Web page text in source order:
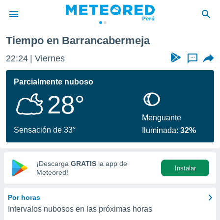
de
ha sido
que se
calidad.
a este
las
y
digital
basada
Tiempo en Barrancabermeja
22:24 Viernes ...
Parcialmente nuboso
28°
Sensación de 33°
Menguante
Iluminada:32%
¡Descarga GRATIS la app de
Meteored!
Instalar
Por horas
Intervalos nubosos en las próximas horas